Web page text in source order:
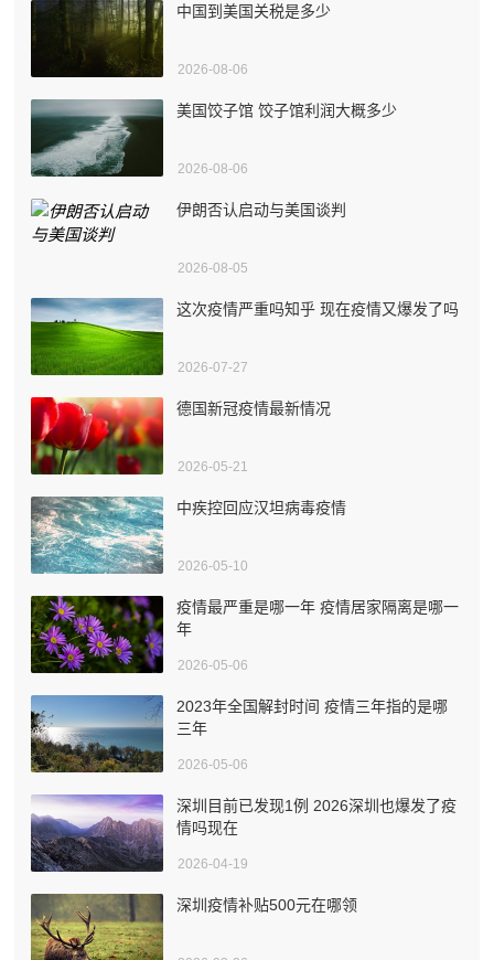
中国到美国关税是多少
2026-08-06
美国饺子馆 饺子馆利润大概多少
2026-08-06
伊朗否认启动与美国谈判
2026-08-05
这次疫情严重吗知乎 现在疫情又爆发了吗
2026-07-27
德国新冠疫情最新情况
2026-05-21
中疾控回应汉坦病毒疫情
2026-05-10
疫情最严重是哪一年 疫情居家隔离是哪一
年
2026-05-06
2023年全国解封时间 疫情三年指的是哪
三年
2026-05-06
深圳目前已发现1例 2026深圳也爆发了疫
情吗现在
2026-04-19
深圳疫情补贴500元在哪领